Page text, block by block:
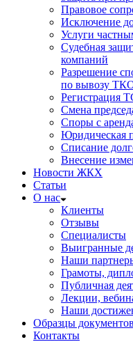
Правовое
Исключение
Услуги
Судебная
компаний
Разрешение
по вывозу
Регистрация
Смена
Споры с
Юридическая
Списание
Внесение
Новости ЖКХ
Статьи
О нас
Клиенты
Отзывы
Специалисты
Выигранные
Наши
Грамоты,
Публичная
Лекции,
Наши
Образцы документов
Контакты